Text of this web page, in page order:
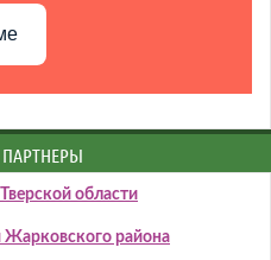
области
Жарковского района